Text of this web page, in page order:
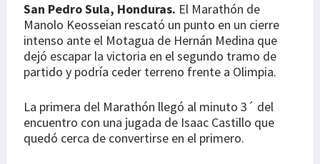
San Pedro Sula, Honduras. El Marathón de
Manolo Keosseian rescató un punto en un cierre
intenso ante el Motagua de Hernán Medina que
dejó escapar la victoria en el segundo tramo de
partido y podría ceder terreno frente a Olimpia.
La primera del Marathón llegó al minuto 3´ del
encuentro con una jugada de Isaac Castillo que
quedó cerca de convertirse en el primero.